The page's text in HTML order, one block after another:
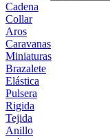
Cadena
Collar
Aros
Caravanas
Miniaturas
Brazalete
Elástica
Pulsera
Rigida
Tejida
Anillo